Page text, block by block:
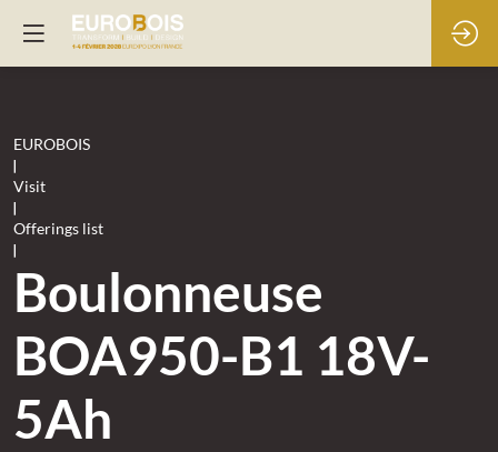
EUROBOIS
|
Visit
|
Offerings list
|
Boulonneuse
BOA950-B1 18V-
5Ah